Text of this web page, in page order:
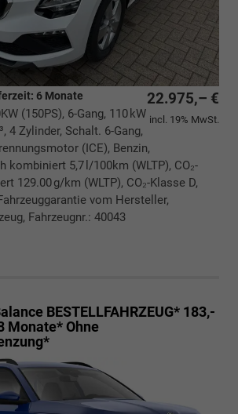
22.975,– €
incl. 19% MwSt.
6 Monate
(150PS), 6-Gang, 110 kW
4 Zylinder, Schalt. 6-Gang,
(ICE), Benzin,
kombiniert 5,7 l/100km (WLTP), CO₂-
129.00 g/km (WLTP), CO₂-Klasse D,
vom Hersteller,
Fahrzeugnr.: 40043
Fahrzeugexposé drucken
BESTELLFAHRZEUG* 183,-
Monate* Ohne